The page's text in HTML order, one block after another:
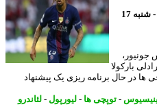
22 ساعت پیش - شنبه 17
بارکولا
حال برنامه ریزی یک پیشنهاد
-توپچی ها- لیورپول -لئاندرو